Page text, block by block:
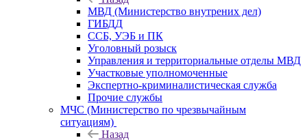
МВД (Министерство внутрених дел)
ГИБДД
ССБ, УЭБ и ПК
Уголовный розыск
Управления и территориальные отделы МВД
Участковые уполномоченные
Экспертно-криминалистическая служба
Прочие службы
МЧС (Министерство по чрезвычайным
ситуациям)
Назад